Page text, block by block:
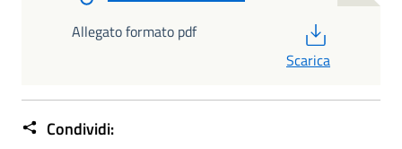
Allegato formato pdf
Scarica
Condividi: